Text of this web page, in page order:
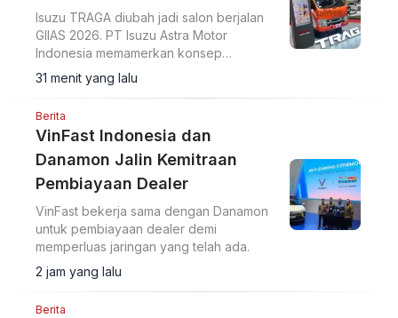
Isuzu TRAGA diubah jadi salon berjalan
GIIAS 2026. PT Isuzu Astra Motor
Indonesia memamerkan konsep
modifikasi pikap ringan menjadi ruang
usaha bergerak di ajang GIIAS 2026.
31 menit yang lalu
Berita
VinFast Indonesia dan
Danamon Jalin Kemitraan
Pembiayaan Dealer
VinFast bekerja sama dengan Danamon
untuk pembiayaan dealer demi
memperluas jaringan yang telah ada.
2 jam yang lalu
Berita